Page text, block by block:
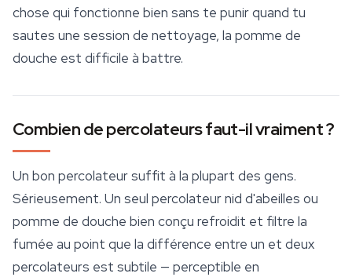
chose qui fonctionne bien sans te punir quand tu
sautes une session de nettoyage, la pomme de
douche est difficile à battre.
Combien de percolateurs faut-il vraiment ?
Un bon percolateur suffit à la plupart des gens.
Sérieusement. Un seul percolateur nid d'abeilles ou
pomme de douche bien conçu refroidit et filtre la
fumée au point que la différence entre un et deux
percolateurs est subtile — perceptible en